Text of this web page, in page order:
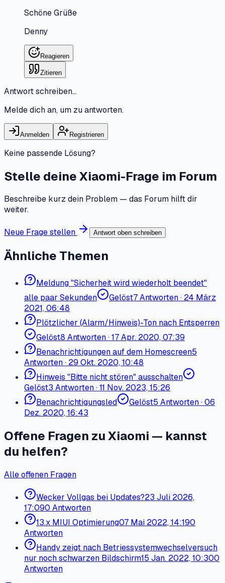
Schöne Grüße
Denny
Reagieren
Zitieren
Antwort schreiben…
Melde dich an, um zu antworten.
Anmelden Registrieren
Keine passende Lösung?
Stelle deine Xiaomi-Frage im Forum
Beschreibe kurz dein Problem — das Forum hilft dir
weiter.
Neue Frage stellen Antwort oben schreiben
Ähnliche Themen
Meldung "Sicherheit wird wiederholt beendet"
alle paar Sekunden
Gelöst7Antworten· 24 März
2021, 06:48
Plötzlicher (Alarm/Hinweis)-Ton nach Entsperren
Gelöst8 Antworten·17 Apr. 2020, 07:39
Benachrichtigungen auf dem Homescreen5
Antworten· 29 Okt. 2020, 10:48
Hinweis "Bitte nicht stören" ausschalten
Gelöst3 Antworten·11 Nov. 2023, 15:26
Benachrichtigungsled
Gelöst5 Antworten·06
Dez. 2020, 16:43
Offene Fragen zu Xiaomi — kannst
du helfen?
Alle offenen Fragen
Wecker Vollgas bei Updates?23 Juli 2026,
17:090 Antworten
13.x MIUI Optimierung07 Mai 2022, 14:190
Antworten
Handy zeigt nach Betriessystemwechselversuch
nur noch schwarzen Bildschirm15 Jan. 2022, 10:300
Antworten